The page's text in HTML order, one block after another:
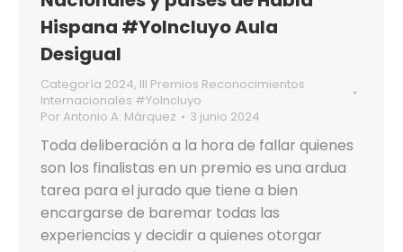
Hispana #YoIncluyo Aula
Desigual
Categoría 2024, III Premios Reconocimientos
Internacionales #YoIncluyo
Por Antonio A. Márquez 3 junio 2024
Toda deliberación a la hora de fallar quienes
son los finalistas en un premio es una ardua
tarea para el jurado que tiene a bien
encargarse de baremar todas las
experiencias y decidir a quienes otorgar